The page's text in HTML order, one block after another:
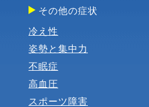
その他の症状
冷え性
姿勢と集中力
不眠症
高血圧
スポーツ障害